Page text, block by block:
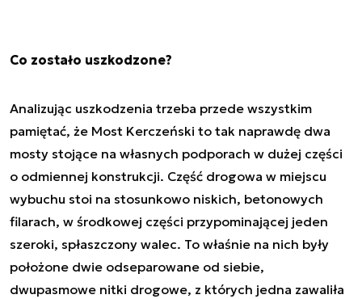
Co zostało uszkodzone?
Analizując uszkodzenia trzeba przede wszystkim
pamiętać, że Most Kerczeński to tak naprawdę dwa
mosty stojące na własnych podporach w dużej części
o odmiennej konstrukcji. Część drogowa w miejscu
wybuchu stoi na stosunkowo niskich, betonowych
filarach, w środkowej części przypominającej jeden
szeroki, spłaszczony walec. To właśnie na nich były
położone dwie odseparowane od siebie,
dwupasmowe nitki drogowe, z których jedna zawaliła